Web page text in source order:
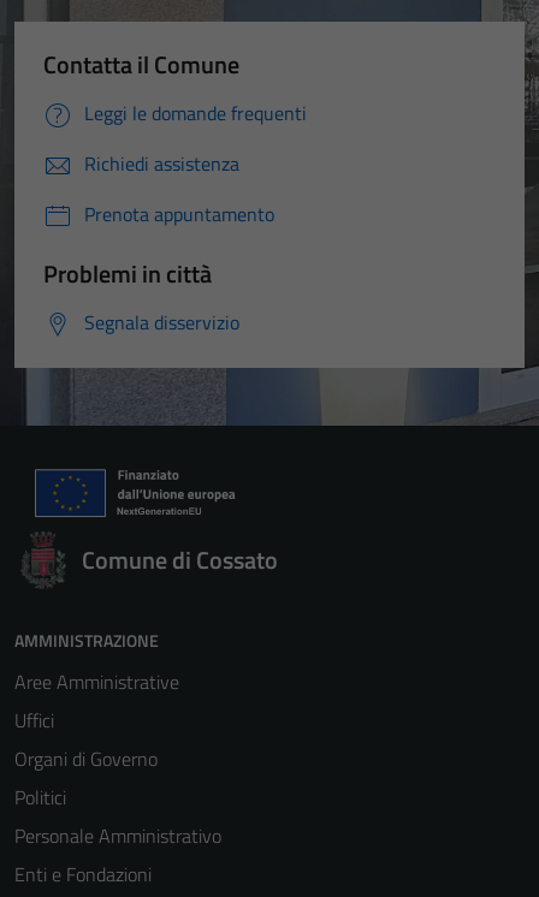
Contatta il Comune
Leggi le domande frequenti
Richiedi assistenza
Prenota appuntamento
Problemi in città
Segnala disservizio
Comune di Cossato
AMMINISTRAZIONE
Aree Amministrative
Uffici
Organi di Governo
Politici
Personale Amministrativo
Enti e Fondazioni